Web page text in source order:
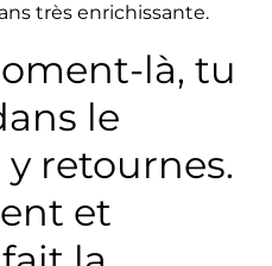
très enrichissante.
là, tu
le
retournes.
et